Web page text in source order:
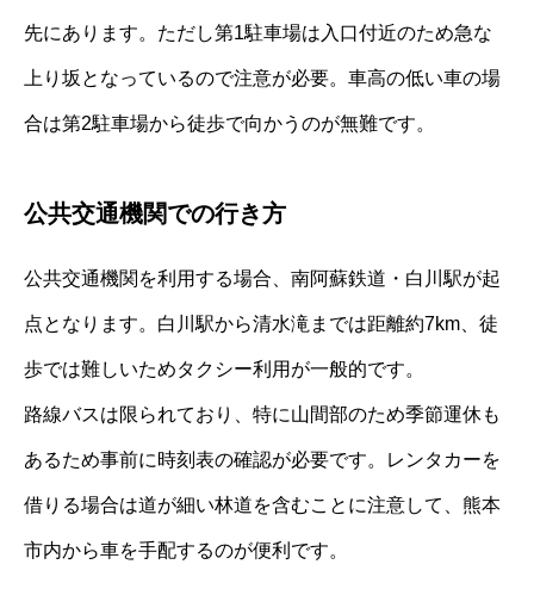
先にあります。ただし第1駐車場は入口付近のため急な
上り坂となっているので注意が必要。車高の低い車の場
合は第2駐車場から徒歩で向かうのが無難です。
公共交通機関での行き方
公共交通機関を利用する場合、南阿蘇鉄道・白川駅が起
点となります。白川駅から清水滝までは距離約7km、徒
歩では難しいためタクシー利用が一般的です。
路線バスは限られており、特に山間部のため季節運休も
あるため事前に時刻表の確認が必要です。レンタカーを
借りる場合は道が細い林道を含むことに注意して、熊本
市内から車を手配するのが便利です。